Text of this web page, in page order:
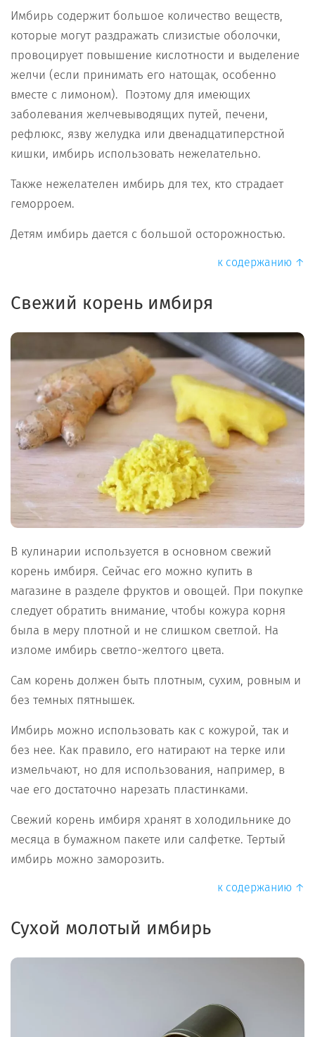
Имбирь содержит большое количество веществ,
которые могут раздражать слизистые оболочки,
провоцирует повышение кислотности и выделение
желчи (если принимать его натощак, особенно
вместе с лимоном). Поэтому для имеющих
заболевания желчевыводящих путей, печени,
рефлюкс, язву желудка или двенадцатиперстной
кишки, имбирь использовать нежелательно.
Также нежелателен имбирь для тех, кто страдает
геморроем.
Детям имбирь дается с большой осторожностью.
к содержанию ↑
Свежий корень имбиря
В кулинарии используется в основном свежий
корень имбиря. Сейчас его можно купить в
магазине в разделе фруктов и овощей. При покупке
следует обратить внимание, чтобы кожура корня
была в меру плотной и не слишком светлой. На
изломе имбирь светло-желтого цвета.
Сам корень должен быть плотным, сухим, ровным и
без темных пятнышек.
Имбирь можно использовать как с кожурой, так и
без нее. Как правило, его натирают на терке или
измельчают, но для использования, например, в
чае его достаточно нарезать пластинками.
Свежий корень имбиря хранят в холодильнике до
месяца в бумажном пакете или салфетке. Тертый
имбирь можно заморозить.
к содержанию ↑
Сухой молотый имбирь